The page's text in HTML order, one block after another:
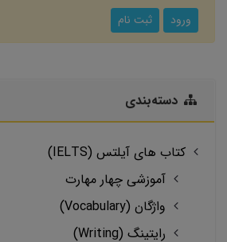
ورود ثبت نام
دسته‌بندی
کتاب های آیلتس (IELTS)
آموزشی چهار مهارت
واژگان (Vocabulary)
رایتینگ (Writing)